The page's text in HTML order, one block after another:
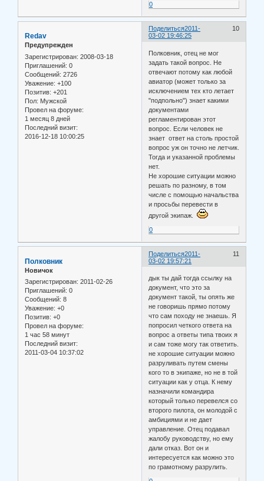
0
Поделиться 10
2011-
03-02 19:46:25
Redav
Предупрежден
Зарегистрирован: 2008-03-18
Приглашений: 0
Сообщений: 2726
Уважение: +100
Позитив: +201
Пол: Мужской
Провел на форуме:
1 месяц 8 дней
Последний визит:
2016-12-18 10:00:25
Полковник, отец не мог
задать такой вопрос. Не
отвечают потому как любой
авиатор (может только за
исключением тех кто летает
"подпольно") знает какими
документами
регламентирован этот
вопрос. Если человек не
знает ответ на столь простой
вопрос уж он точно не летчик.
Тогда и указанной проблемы
нет.
Не хорошие ситуации можно
решать по разному, в том
числе с помощью начальства
и просьбы перевести в
другой экипаж.
0
Поделиться 11
2011-
03-02 19:57:21
Полковник
Новичок
Зарегистрирован: 2011-02-26
Приглашений: 0
Сообщений: 8
Уважение: +0
Позитив: +0
Провел на форуме:
1 час 58 минут
Последний визит:
2011-03-04 10:37:02
дык ты дай тогда ссылку на
документ, что это за
документ такой, ты опять же
не говоришь прямо потому
что сам походу не знаешь. Я
попросил четкого ответа на
вопрос а ответы типа твоих я
и сам тоже могу так ответить.
не хорошие ситуации можно
разруливать путем смены
кого то в экипаже, но не в той
ситуации как у отца. К нему
назначили командира
который только перевелся со
второго пилота, он молодой с
амбициями и не дает
управление. Отец подавал
жалобу руководству, но ему
дали отказ. Вот он и
интересуется как можно это
по грамотному разрулить.